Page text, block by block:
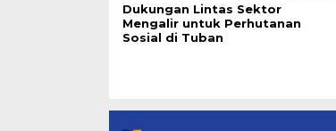
Dukungan Lintas Sektor
Mengalir untuk Perhutanan
Sosial di Tuban